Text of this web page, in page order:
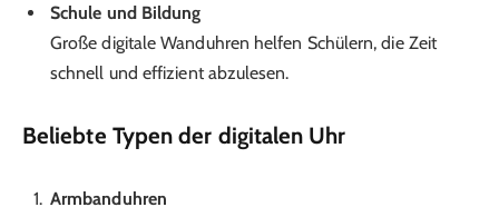
Schule und Bildung
Große digitale Wanduhren helfen Schülern, die Zeit
schnell und effizient abzulesen.
Beliebte Typen der digitalen Uhr
Armbanduhren